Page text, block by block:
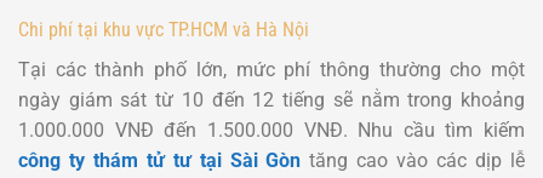
Chi phí tại khu vực TP.HCM và Hà Nội
Tại các thành phố lớn, mức phí thông thường cho một
ngày giám sát từ 10 đến 12 tiếng sẽ nằm trong khoảng
1.000.000 VNĐ đến 1.500.000 VNĐ. Nhu cầu tìm kiếm
công ty thám tử tư tại Sài Gòn tăng cao vào các dịp lễ